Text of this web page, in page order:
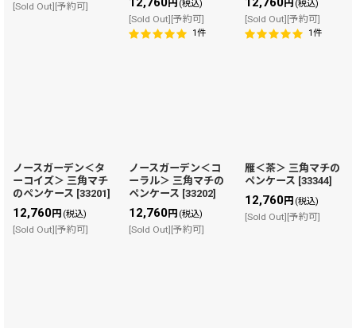
[Sold Out][予約可] 円 (税込)
[Sold Out][予約可]
1件
円 (税込)
[Sold Out][予約可]
1件
ノースガーデン＜タ
ーコイズ＞ 三角マチ
のペンケース [33201]
12,760円 (税込)
[Sold Out][予約可]
ノースガーデン＜コ
ーラル＞ 三角マチの
ペンケース [33202]
12,760円 (税込)
[Sold Out][予約可]
雁＜茶＞ 三角マチの
ペンケース [33344]
12,760円 (税込)
[Sold Out][予約可]